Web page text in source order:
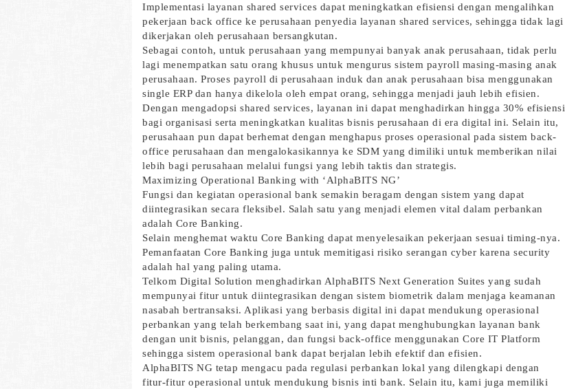
Implementasi layanan shared services dapat meningkatkan efisiensi dengan mengalihkan
pekerjaan back office ke perusahaan penyedia layanan shared services, sehingga tidak lagi
dikerjakan oleh perusahaan bersangkutan.
Sebagai contoh, untuk perusahaan yang mempunyai banyak anak perusahaan, tidak perlu
lagi menempatkan satu orang khusus untuk mengurus sistem payroll masing-masing anak
perusahaan. Proses payroll di perusahaan induk dan anak perusahaan bisa menggunakan
single ERP dan hanya dikelola oleh empat orang, sehingga menjadi jauh lebih efisien.
Dengan mengadopsi shared services, layanan ini dapat menghadirkan hingga 30% efisiensi
bagi organisasi serta meningkatkan kualitas bisnis perusahaan di era digital ini. Selain itu,
perusahaan pun dapat berhemat dengan menghapus proses operasional pada sistem back-
office perusahaan dan mengalokasikannya ke SDM yang dimiliki untuk memberikan nilai
lebih bagi perusahaan melalui fungsi yang lebih taktis dan strategis.
Maximizing Operational Banking with ‘AlphaBITS NG’
Fungsi dan kegiatan operasional bank semakin beragam dengan sistem yang dapat
diintegrasikan secara fleksibel. Salah satu yang menjadi elemen vital dalam perbankan
adalah Core Banking.
Selain menghemat waktu Core Banking dapat menyelesaikan pekerjaan sesuai timing-nya.
Pemanfaatan Core Banking juga untuk memitigasi risiko serangan cyber karena security
adalah hal yang paling utama.
Telkom Digital Solution menghadirkan AlphaBITS Next Generation Suites yang sudah
mempunyai fitur untuk diintegrasikan dengan sistem biometrik dalam menjaga keamanan
nasabah bertransaksi. Aplikasi yang berbasis digital ini dapat mendukung operasional
perbankan yang telah berkembang saat ini, yang dapat menghubungkan layanan bank
dengan unit bisnis, pelanggan, dan fungsi back-office menggunakan Core IT Platform
sehingga sistem operasional bank dapat berjalan lebih efektif dan efisien.
AlphaBITS NG tetap mengacu pada regulasi perbankan lokal yang dilengkapi dengan
fitur-fitur operasional untuk mendukung bisnis inti bank. Selain itu, kami juga memiliki